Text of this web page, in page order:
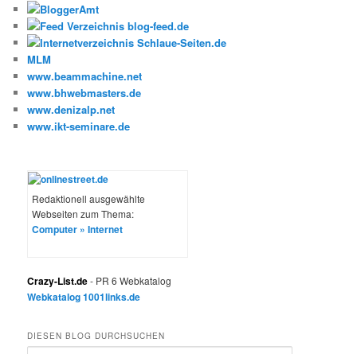
MLM
www.beammachine.net
www.bhwebmasters.de
www.denizalp.net
www.ikt-seminare.de
Redaktionell ausgewählte
Webseiten zum Thema:
Computer » Internet
Crazy-List.de- PR 6 Webkatalog
Webkatalog 1001links.de
DIESEN BLOG DURCHSUCHEN